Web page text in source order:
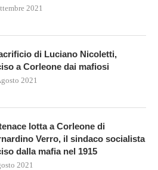
2021
di Luciano Nicoletti,
a Corleone dai mafiosi
2021
lotta a Corleone di
Verro, il sindaco socialista
dalla mafia nel 1915
2021